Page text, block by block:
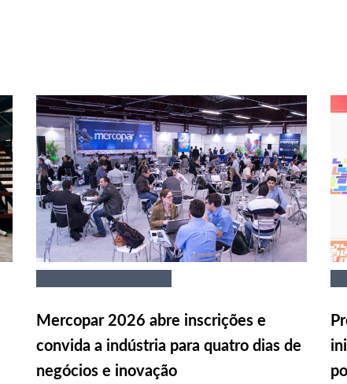
Mercopar 2026 abre inscrições e
convida a indústria para quatro dias de
negócios e inovação